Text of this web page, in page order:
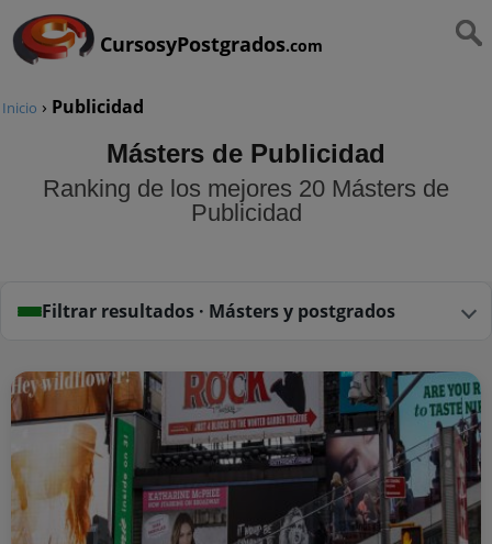
CursosyPostgrados.com
Inicio › Publicidad
Másters de Publicidad
Ranking de los mejores 20 Másters de
Publicidad
Filtrar resultados · Másters y postgrados